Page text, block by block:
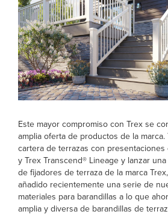
Este mayor compromiso con Trex se
amplia oferta de productos de la
cartera de terrazas con presentaciones
y Trex Transcend® Lineage y lanzar
de fijadores de terraza de la marca
añadido recientemente una serie de
materiales para barandillas a lo que
amplia y diversa de barandillas de